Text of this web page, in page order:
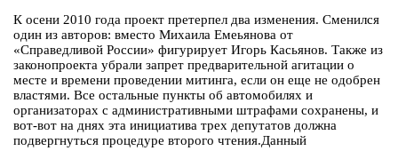
К осени 2010 года проект претерпел два изменения. Сменился
один из авторов: вместо Михаила Емеьянова от
«Справедливой России» фигурирует Игорь Касьянов. Также из
законопроекта убрали запрет предварительной агитации о
месте и времени проведении митинга, если он еще не одобрен
властями. Все остальные пункты об автомобилях и
организаторах с административными штрафами сохранены, и
вот-вот на днях эта инициатива трех депутатов должна
подвергнуться процедуре второго чтения.Данный